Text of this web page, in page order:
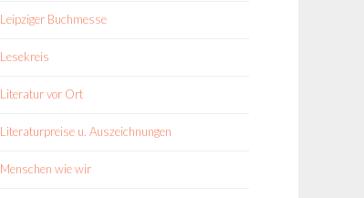
Leipziger Buchmesse
Lesekreis
Literatur vor Ort
Literaturpreise u. Auszeichnungen
Menschen wie wir